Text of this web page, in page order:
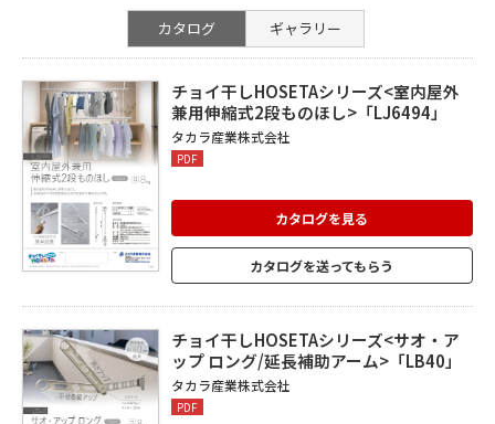
カタログ ギャラリー
チョイ干しHOSETAシリーズ<室内屋外
兼用伸縮式2段ものほし>「LJ6494」
タカラ産業株式会社
PDF
カタログを見る
カタログを送ってもらう
チョイ干しHOSETAシリーズ<サオ・ア
ップ ロング/延長補助アーム>「LB40」
タカラ産業株式会社
PDF